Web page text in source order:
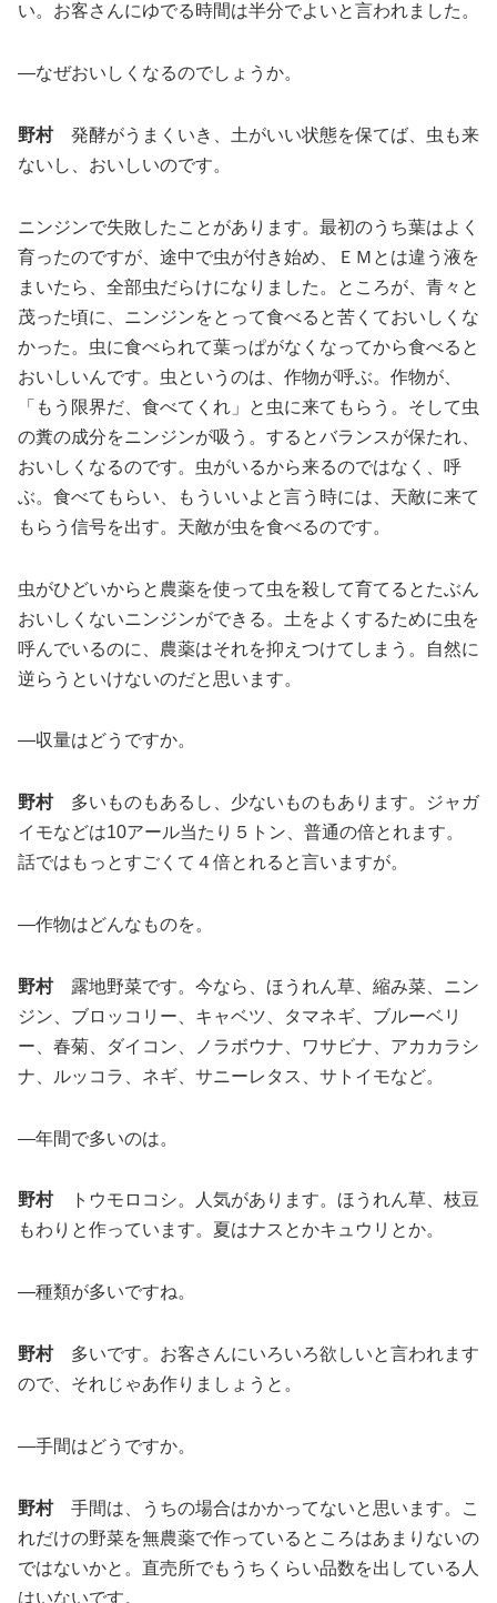
い。お客さんにゆでる時間は半分でよいと言われました。
―なぜおいしくなるのでしょうか。
野村発酵がうまくいき、土がいい状態を保てば、虫も来
ないし、おいしいのです。
ニンジンで失敗したことがあります。最初のうち葉はよく
育ったのですが、途中で虫が付き始め、ＥＭとは違う液を
まいたら、全部虫だらけになりました。ところが、青々と
茂った頃に、ニンジンをとって食べると苦くておいしくな
かった。虫に食べられて葉っぱがなくなってから食べると
おいしいんです。虫というのは、作物が呼ぶ。作物が、
「もう限界だ、食べてくれ」と虫に来てもらう。そして虫
の糞の成分をニンジンが吸う。するとバランスが保たれ、
おいしくなるのです。虫がいるから来るのではなく、呼
ぶ。食べてもらい、もういいよと言う時には、天敵に来て
もらう信号を出す。天敵が虫を食べるのです。
虫がひどいからと農薬を使って虫を殺して育てるとたぶん
おいしくないニンジンができる。土をよくするために虫を
呼んでいるのに、農薬はそれを抑えつけてしまう。自然に
逆らうといけないのだと思います。
―収量はどうですか。
野村多いものもあるし、少ないものもあります。ジャガ
イモなどは10アール当たり５トン、普通の倍とれます。
話ではもっとすごくて４倍とれると言いますが。
―作物はどんなものを。
野村露地野菜です。今なら、ほうれん草、縮み菜、ニン
ジン、ブロッコリー、キャベツ、タマネギ、ブルーベリ
ー、春菊、ダイコン、ノラボウナ、ワサビナ、アカカラシ
ナ、ルッコラ、ネギ、サニーレタス、サトイモなど。
―年間で多いのは。
野村トウモロコシ。人気があります。ほうれん草、枝豆
もわりと作っています。夏はナスとかキュウリとか。
―種類が多いですね。
野村多いです。お客さんにいろいろ欲しいと言われます
ので、それじゃあ作りましょうと。
―手間はどうですか。
野村手間は、うちの場合はかかってないと思います。こ
れだけの野菜を無農薬で作っているところはあまりないの
ではないかと。直売所でもうちくらい品数を出している人
はいないです。